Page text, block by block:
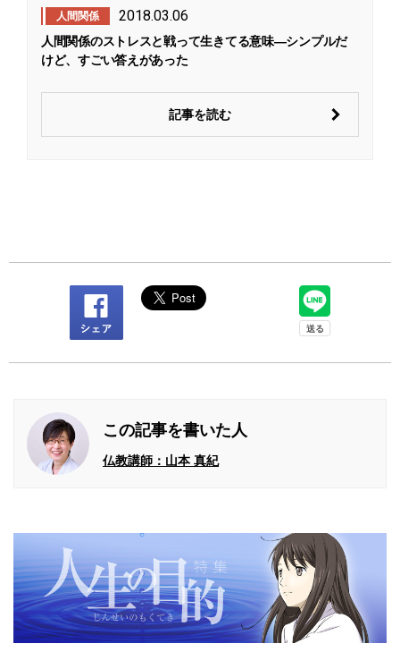
人間関係 2018.03.06
人間関係のストレスと戦って生きてる意味―シンプルだ
けど、すごい答えがあった
記事を読む
この記事を書いた人
仏教講師：山本 真紀